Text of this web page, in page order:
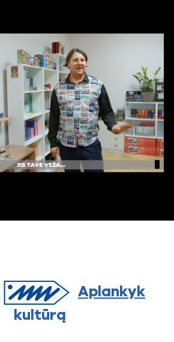
Aplankyk
kultūrą